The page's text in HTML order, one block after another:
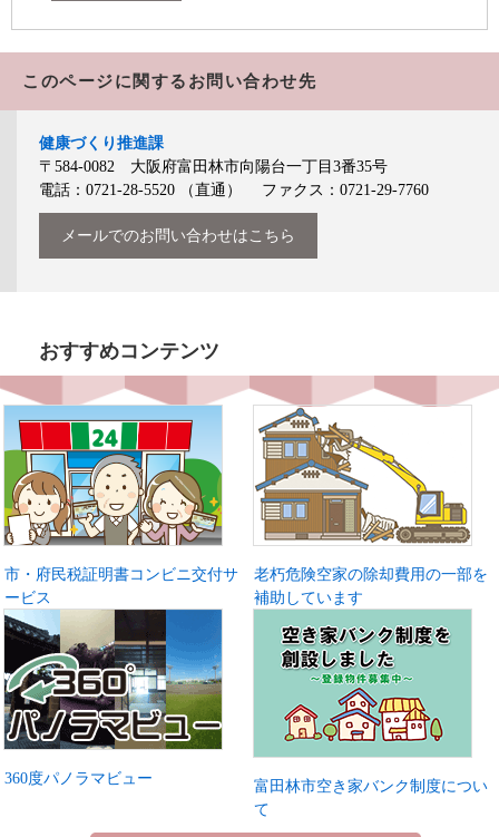
このページに関するお問い合わせ先
健康づくり推進課
〒584-0082 大阪府富田林市向陽台一丁目3番35号
電話：0721-28-5520
（直通） ファクス：0721-29-7760
メールでのお問い合わせはこちら
おすすめコンテンツ
市・府民税証明書コンビニ交付サ
ービス
老朽危険空家の除却費用の一部を
補助しています
360度パノラマビュー
富田林市空き家バンク制度につい
て